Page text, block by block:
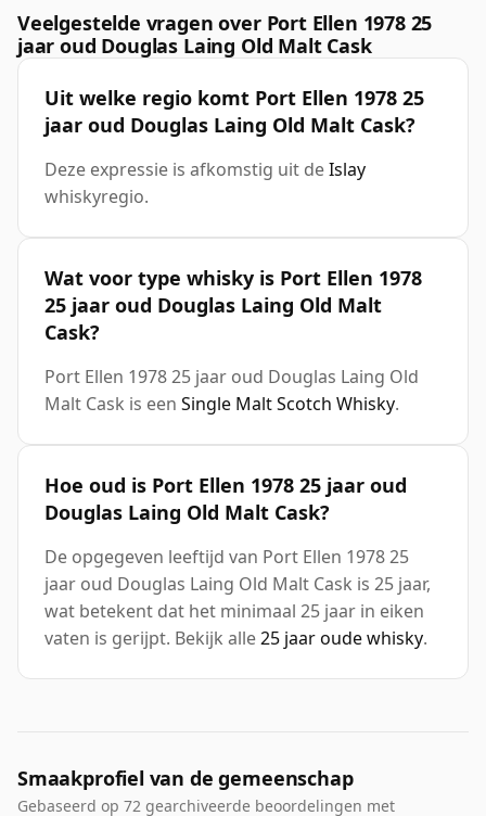
Veelgestelde vragen over Port Ellen 1978 25
jaar oud Douglas Laing Old Malt Cask
Uit welke regio komt Port Ellen 1978 25
jaar oud Douglas Laing Old Malt Cask?
Deze expressie is afkomstig uit deIslay
whiskyregio.
Wat voor type whisky is Port Ellen 1978
25 jaar oud Douglas Laing Old Malt
Cask?
Port Ellen 1978 25 jaar oud Douglas Laing Old
Malt Cask is een Single Malt Scotch Whisky.
Hoe oud is Port Ellen 1978 25 jaar oud
Douglas Laing Old Malt Cask?
De opgegeven leeftijd van Port Ellen 1978 25
jaar oud Douglas Laing Old Malt Cask is 25 jaar,
wat betekent dat het minimaal 25 jaar in eiken
vaten is gerijpt. Bekijk alle25 jaar oude whisky.
Smaakprofiel van de gemeenschap
Gebaseerd op 72 gearchiveerde beoordelingen met